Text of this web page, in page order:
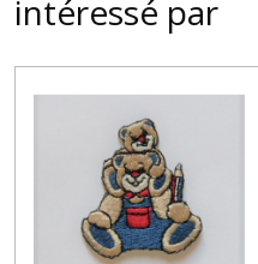
intéressé par